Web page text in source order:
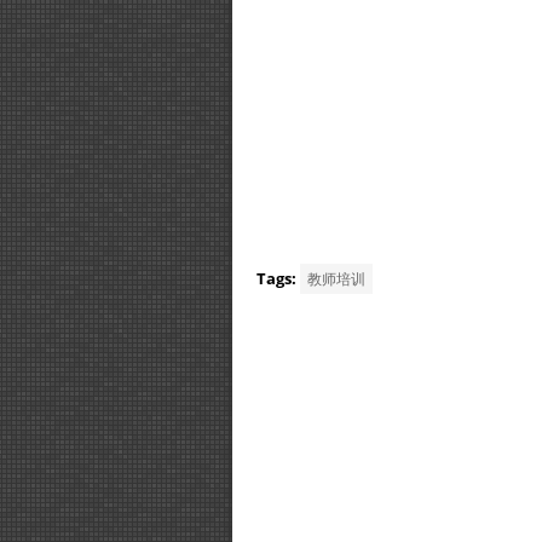
Tags: 教师培训